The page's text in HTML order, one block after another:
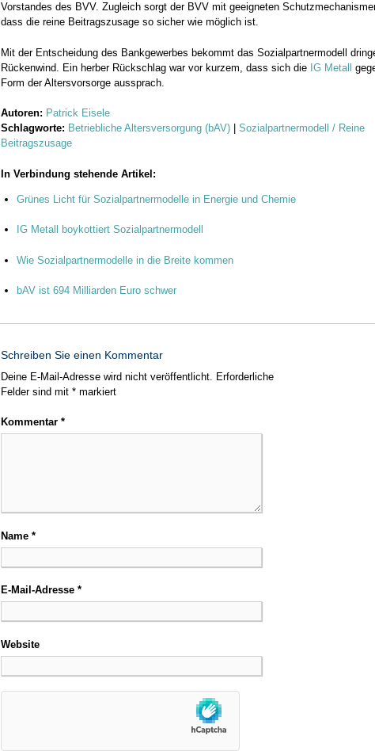
Vorstandes des BVV. Zugleich sorgt der BVV mit geeigneten
dass die reine Beitragszusage so sicher wie möglich ist.
Mit der Entscheidung des Bankgewerbes bekommt das Sozialpartnermodell
Rückenwind. Ein herber Rückschlag war vor kurzem, dass sich die IG Metall
Form der Altersvorsorge aussprach.
Autoren: Patrick Eisele
Schlagworte: Betriebliche Altersversorgung (bAV)
Sozialpartnermodell / Reine
Beitragszusage
In Verbindung stehende Artikel:
Grünes Licht für Sozialpartnermodelle in Energie und Chemie
IG Metall boykottiert Sozialpartnermodell
Wie Sozialpartnermodelle in die Breite kommen
bAV ist 694 Milliarden Euro schwer
Schreiben Sie einen Kommentar
Deine E-Mail-Adresse wird nicht veröffentlicht. Erforderliche
Felder sind mit * markiert
Kommentar *
Name *
E-Mail-Adresse *
Website